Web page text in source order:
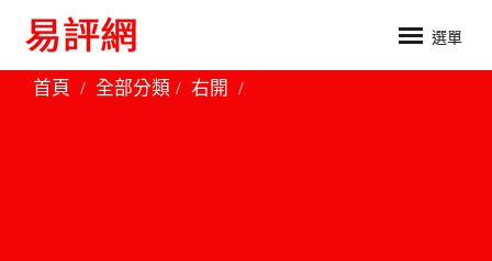
選單
首頁 全部分類 右開